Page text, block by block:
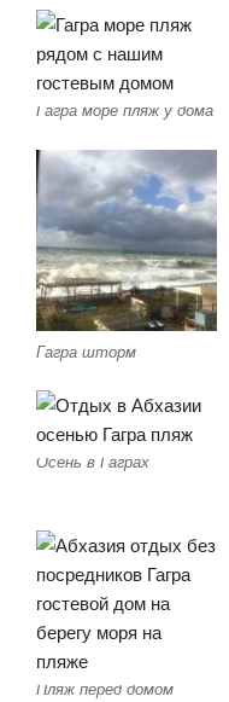
Гагра море пляж у дома
Гагра шторм
Осень в Гаграх
Пляж перед домом